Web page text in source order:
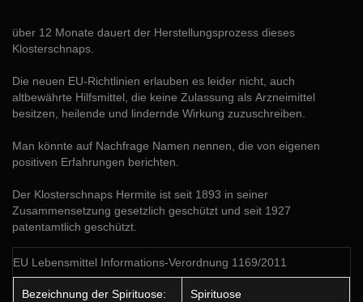
über 12 Monate dauert der Herstellungsprozess dieses
Klosterschnaps.
Die neuen EU-Richtlinien erlauben es leider nicht, auch
altbewährte Hilfsmittel, die keine Zulassung als Arzneimittel
besitzen, heilende und lindernde Wirkung zuzuschreiben.
Man könnte auf Nachfrage Namen nennen, die von eigenen
positiven Erfahrungen berichten.
Der Klosterschnaps Hermite ist seit 1893 in seiner
Zusammensetzung gesetzlich geschützt und seit 1927
patentamtlich geschützt.
EU Lebensmittel Informations-Verordnung 1169/2011
Bezeichnung der Spirituose: Spirituose